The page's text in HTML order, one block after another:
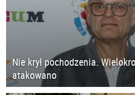
Nie krył pochodzenia.
atakowano